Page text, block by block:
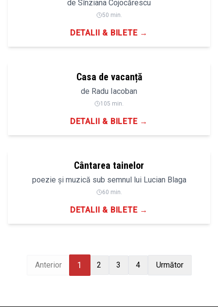
de Sînziana Cojocărescu
50 min.
DETALII & BILETE →
16+
Casa de vacanță
de Radu Iacoban
105 min.
DETALII & BILETE →
Cântarea tainelor
poezie și muzică sub semnul lui Lucian Blaga
60 min.
DETALII & BILETE →
Anterior 1 2 3 4 Următor